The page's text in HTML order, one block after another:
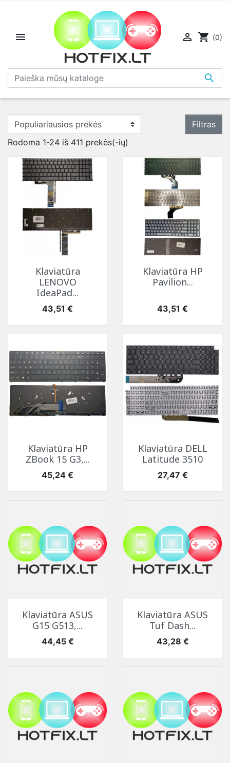


 shopping_cart (0)
Filtras
Rodoma 1-24 iš 411 prekės(-ių)
Klaviatūra
LENOVO
IdeaPad...
Kaina
43,51 €
Klaviatūra HP
Pavilion...
Kaina
43,51 €
Klaviatūra HP
ZBook 15 G3,...
Kaina
45,24 €
Klaviatūra DELL
Latitude 3510
Kaina
27,47 €
Klaviatūra ASUS
G15 G513,...
Kaina
44,45 €
Klaviatūra ASUS
Tuf Dash...
Kaina
43,28 €